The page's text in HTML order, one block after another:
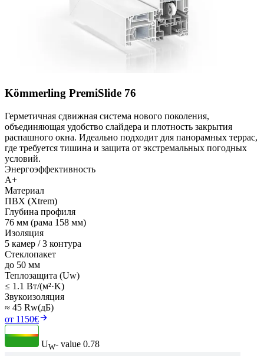
Kömmerling PremiSlide 76
Герметичная сдвижная система нового поколения,
объединяющая удобство слайдера и плотность закрытия
распашного окна. Идеально подходит для панорамных террас,
где требуется тишина и защита от экстремальных погодных
условий.
Энергоэффективность
A+
Материал
ПВХ (Xtrem)
Глубина профиля
76 мм (рама 158 мм)
Изоляция
5 камер / 3 контура
Стеклопакет
до 50 мм
Теплозащита (Uw)
≤ 1.1 Вт/(м²·K)
Звукоизоляция
≈ 45 Rw(дБ)
от 1150€
UW- value 0.78